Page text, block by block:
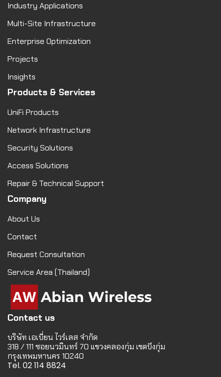
Industry Applications
Multi-Site Infrastructure
Enterprise Optimization
Projects
Insights
Products & Services
UniFi Products
Network Infrastructure
Security Solutions
Access Solutions
Repair & Technical Support
Company
About Us
Contact
Request Consultation
Service Area (Thailand)
Contact us
บริษัท เอเบี่ยน ไวร์เลส จำกัด
318 / 111 ซอยนวมินทร์ 70 แขวงคลองกุ่ม เขตบึงกุ่ม
กรุงเทพมหานคร 10240
Tel. 02 114 8824